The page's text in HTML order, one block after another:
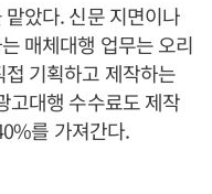
았다. 신문 지면이나
매체대행 업무는 오리
기획하고 제작하는
고대행 수수료도 제작
를 가져간다.